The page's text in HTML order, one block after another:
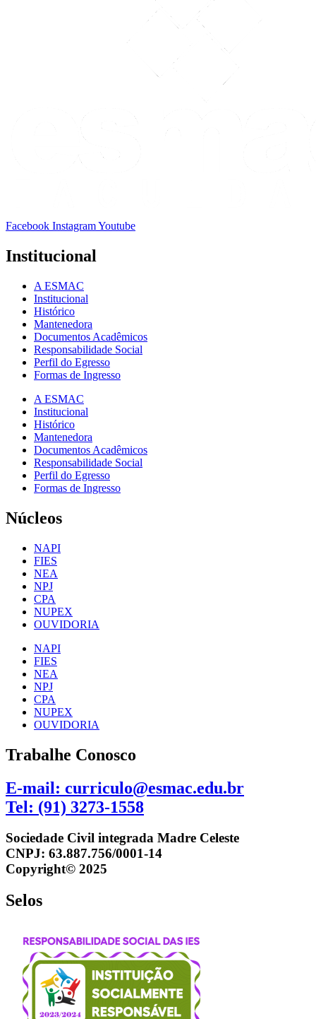
Facebook InstagramYoutube
Institucional
A ESMAC
Institucional
Histórico
Mantenedora
Documentos Acadêmicos
Responsabilidade Social
Perfil do Egresso
Formas de Ingresso
A ESMAC
Institucional
Histórico
Mantenedora
Documentos Acadêmicos
Responsabilidade Social
Perfil do Egresso
Formas de Ingresso
Núcleos
NAPI
FIES
NEA
NPJ
CPA
NUPEX
OUVIDORIA
NAPI
FIES
NEA
NPJ
CPA
NUPEX
OUVIDORIA
Trabalhe Conosco
E-mail: curriculo@esmac.edu.br
Tel: (91) 3273-1558​
Sociedade Civil integrada Madre Celeste
CNPJ: 63.887.756/0001-14
Copyright© 2025
Selos